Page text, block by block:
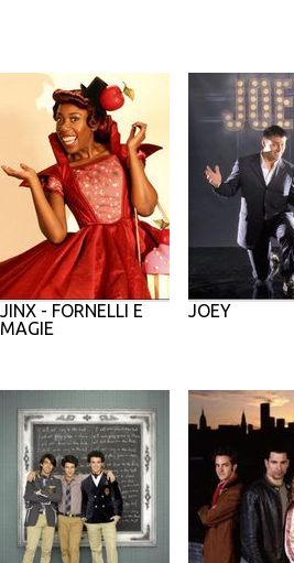
JINX - FORNELLI E
MAGIE
JOEY